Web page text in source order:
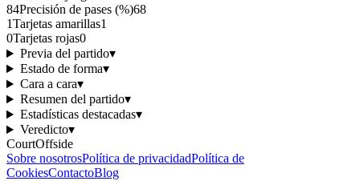
84Precisión de pases (%)68
1Tarjetas amarillas1
0Tarjetas rojas0
Previa del partido▾
Estado de forma▾
Cara a cara▾
Resumen del partido▾
Estadísticas destacadas▾
Veredicto▾
CourtOffside
Sobre nosotrosPolítica de privacidadPolítica de
CookiesContactoBlog